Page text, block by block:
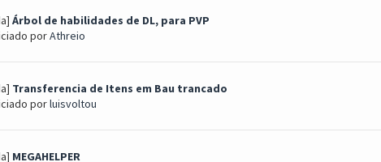
Árbol de habilidades de DL, para PVP
porAthreio
1 Voto(s) - 1 de 5 em média
12345
Transferencia de Itens em Bau trancado
porluisvoltou
0 Voto(s) - 0 de 5 em média
123 45
MEGAHELPER